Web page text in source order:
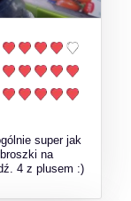
super jak
na
4 z plusem :)